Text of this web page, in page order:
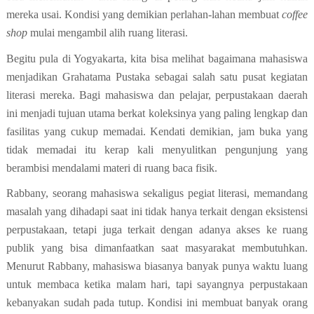
mereka usai. Kondisi yang demikian perlahan-lahan membuatcoffee
shopmulai mengambil alih ruang literasi.
Begitu pula di Yogyakarta, kita bisa melihat bagaimana mahasiswa
menjadikan Grahatama Pustaka sebagai salah satu pusat kegiatan
literasi mereka. Bagi mahasiswa dan pelajar, perpustakaan daerah
ini menjadi tujuan utama berkat koleksinya yang paling lengkap dan
fasilitas yang cukup memadai. Kendati demikian, jam buka yang
tidak memadai itu kerap kali menyulitkan pengunjung yang
berambisi mendalami materi di ruang baca fisik.
Rabbany, seorang mahasiswa sekaligus pegiat literasi, memandang
masalah yang dihadapi saat ini tidak hanya terkait dengan eksistensi
perpustakaan, tetapi juga terkait dengan adanya akses ke ruang
publik yang bisa dimanfaatkan saat masyarakat membutuhkan.
Menurut Rabbany, mahasiswa biasanya banyak punya waktu luang
untuk membaca ketika malam hari, tapi sayangnya perpustakaan
kebanyakan sudah pada tutup. Kondisi ini membuat banyak orang